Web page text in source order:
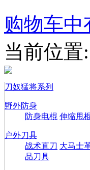
购物车中
当前位置:
刀奴猛将系列
野外防身
防身电棍 伸缩甩
户外刀具
战术直刀 大马士
品刀具